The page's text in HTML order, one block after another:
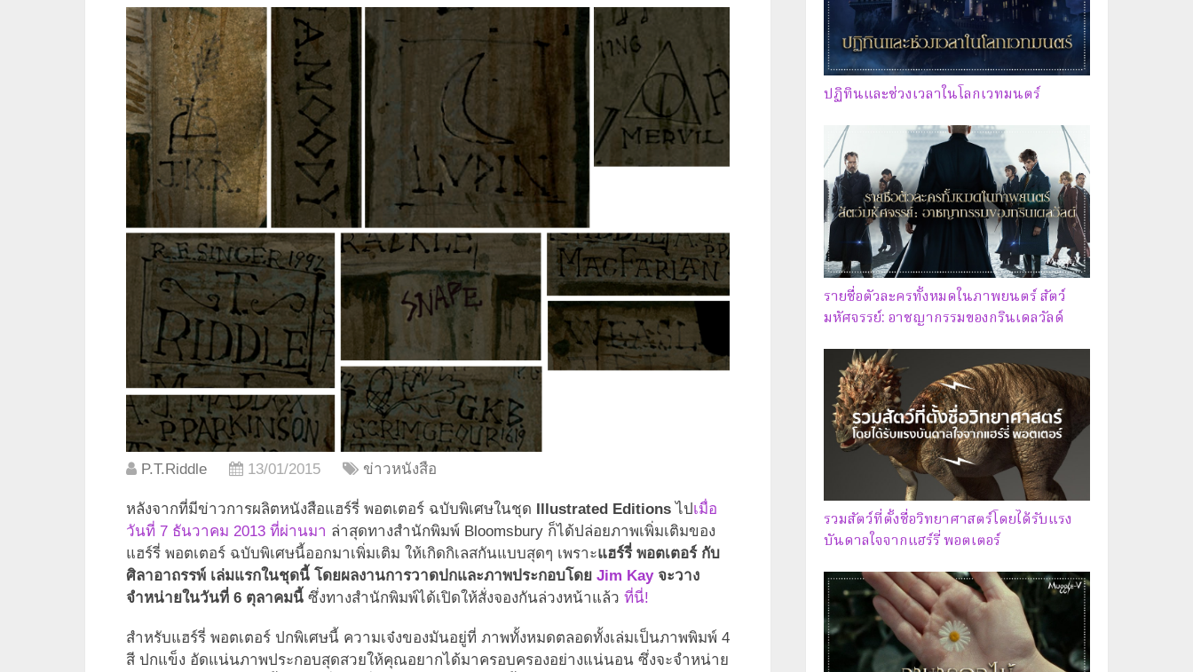
P.T.Riddle 13/01/2015 ข่าวหนังสือ
หลังจากที่มีข่าวการผลิตหนังสือแฮร์รี่ พอตเตอร์ ฉบับพิเศษในชุด Illustrated Editions ไป เมื่อ
วันที่ 7 ธันวาคม 2013 ที่ผ่านมา ล่าสุดทางสำนักพิมพ์ Bloomsbury ก็ได้ปล่อยภาพเพิ่มเติมของ
แฮร์รี่ พอตเตอร์ ฉบับพิเศษนี้ออกมาเพิ่มเติม ให้เกิดกิเลสกันแบบสุดๆ เพราะแฮร์รี่ พอตเตอร์ กับ
ศิลาอาถรรพ์ เล่มแรกในชุดนี้ โดยผลงานการวาดปกและภาพประกอบโดย Jim Kayจะวาง
จำหน่ายในวันที่ 6 ตุลาคมนี้ ซึ่งทางสำนักพิมพ์ได้เปิดให้สั่งจองกันล่วงหน้าแล้ว ที่นี่!
สำหรับแฮร์รี่ พอตเตอร์ ปกพิเศษนี้ ความเจ๋งของมันอยู่ที่ ภาพทั้งหมดตลอดทั้งเล่มเป็นภาพพิมพ์ 4
สี ปกแข็ง อัดแน่นภาพประกอบสุดสวยให้คุณอยากได้มาครอบครองอย่างแน่นอน ซึ่งจะจำหน่าย
ปฏิทินและช่วงเวลาในโลกเวทมนตร์
รายชื่อตัวละครทั้งหมดในภาพยนตร์ สัตว์
มหัศจรรย์: อาชญากรรมของกรินเดลวัลด์
รวมสัตว์ที่ตั้งชื่อวิทยาศาสตร์โดยได้รับแรง
บันดาลใจจากแฮร์รี่ พอตเตอร์